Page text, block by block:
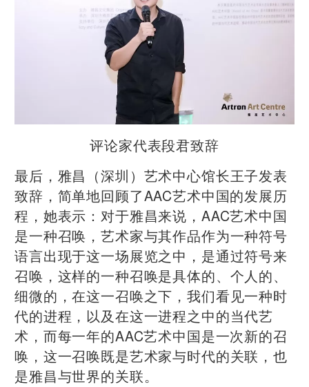
评论家代表段君致辞
最后，雅昌（深圳）艺术中心馆长王子发表
致辞，简单地回顾了AAC艺术中国的发展历
程，她表示：对于雅昌来说，AAC艺术中国
是一种召唤，艺术家与其作品作为一种符号
语言出现于这一场展览之中，是通过符号来
召唤，这样的一种召唤是具体的、个人的、
细微的，在这一召唤之下，我们看见一种时
代的进程，以及在这一进程之中的当代艺
术，而每一年的AAC艺术中国是一次新的召
唤，这一召唤既是艺术家与时代的关联，也
是雅昌与世界的关联。